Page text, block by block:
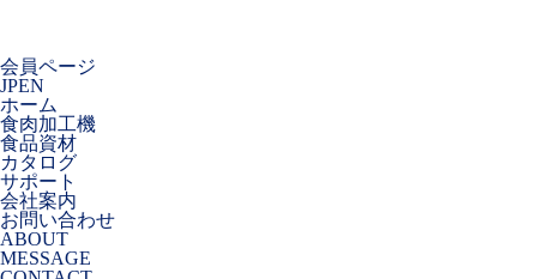
会員ページ
JPEN
ホーム
食肉加工機
食品資材
カタログ
サポート
会社案内
お問い合わせ
ABOUT
MESSAGE